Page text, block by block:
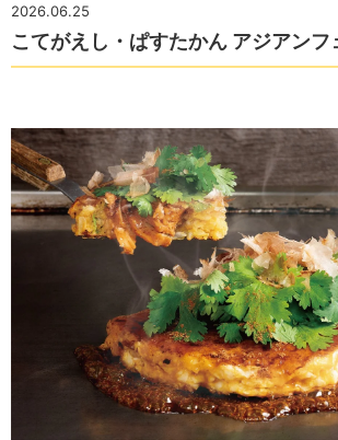
2026.06.25
こてがえし・ぱすたかん アジアンフ